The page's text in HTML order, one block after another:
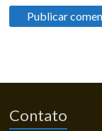
Contato